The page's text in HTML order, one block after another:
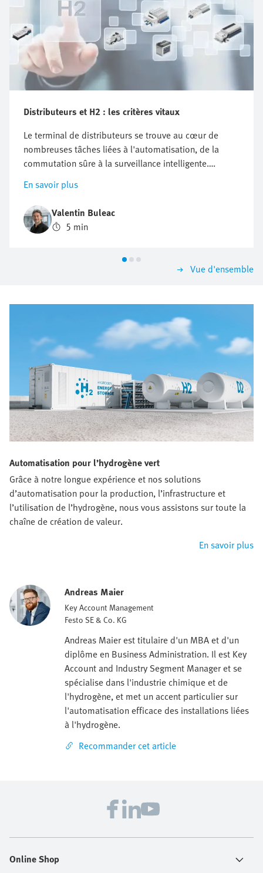
Distributeurs et H2 : les critères vitaux
Le terminal de distributeurs se trouve au cœur de
nombreuses tâches liées à l'automatisation, de la
commutation sûre à la surveillance intelligente.
Quiconque souhaite automatiser une installation tout
au long de la chaîne de création de valeur de
l'hydrogène ne peut donc pas ignorer une question
vitale : quel terminal de distributeurs est fait pour
moi ? Il n'existe pas de réponse générale, car les
C'est précisément pour cette raison qu'il est judicieux
d'orienter la sélection de manière structurée et en
trouverez ainsi une solution qui convainc aujourd'hui
et évoluera sans problème demain.
En savoir plus
Valentin Buleac
5 min
Vue d'ensemble
Automatisation pour l’hydrogène vert
Grâce à notre longue expérience et nos solutions
d’automatisation pour la production, l’infrastructure et
l’utilisation de l’hydrogène, nous vous assistons sur toute la
chaîne de création de valeur.
En savoir plus
Andreas Maier
Key Account Management
Festo SE & Co. KG
Andreas Maier est titulaire d'un MBA et d'un
diplôme en Business Administration. Il est Key
Account and Industry Segment Manager et se
spécialise dans l'industrie chimique et de
l'hydrogène, et met un accent particulier sur
l'automatisation efficace des installations liées
à l'hydrogène.
Recommander cet article
Online Shop